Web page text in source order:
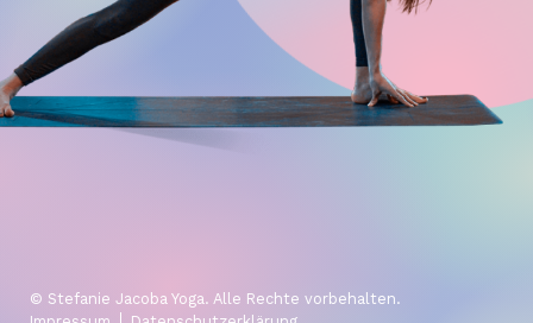
© Stefanie Jacoba Yoga. Alle Rechte vorbehalten.